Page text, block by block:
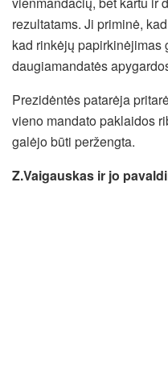
rezultatams. Ji priminė,
kad rinkėjų papirkinėjimas
daugiamandatės
Prezidėntės patarėja
vieno mandato paklaidos
galėjo būti peržengta.
Z.Vaigauskas ir jo